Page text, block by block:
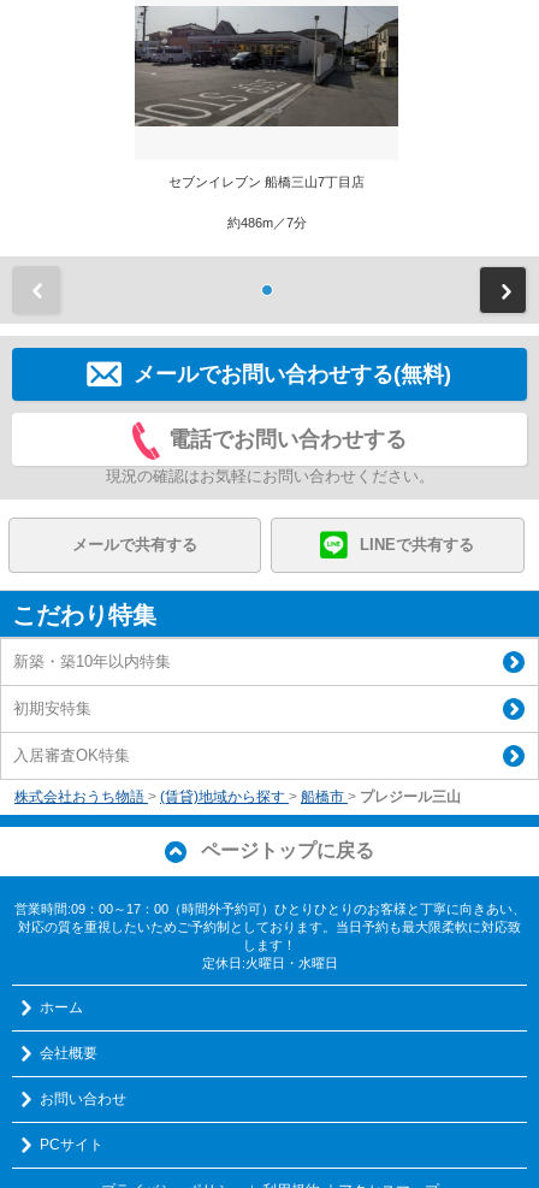
セブンイレブン 船橋三山7丁目店
約486m／7分
メールでお問い合わせする(無料)
電話でお問い合わせする
現況の確認はお気軽にお問い合わせください。
メールで共有する LINEで共有する
こだわり特集
新築・築10年以内特集
初期安特集
入居審査OK特集
株式会社おうち物語 > (賃貸)地域から探す > 船橋市 > プレジール三山
ページトップに戻る
営業時間:09：00～17：00（時間外予約可）ひとりひとりのお客様と丁寧に向きあい、
対応の質を重視したいためご予約制としております。当日予約も最大限柔軟に対応致
します！
定休日:火曜日・水曜日
ホーム
会社概要
お問い合わせ
PCサイト